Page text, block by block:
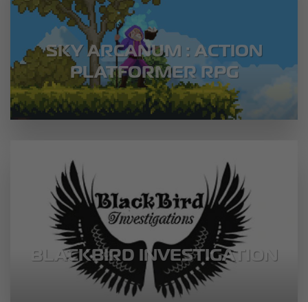
SKY ARCANUM : ACTION
PLATFORMER RPG
BLACKBIRD INVESTIGATION